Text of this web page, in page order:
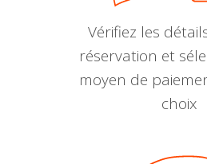
Vérifiez les
réservation et
moyen de
choix